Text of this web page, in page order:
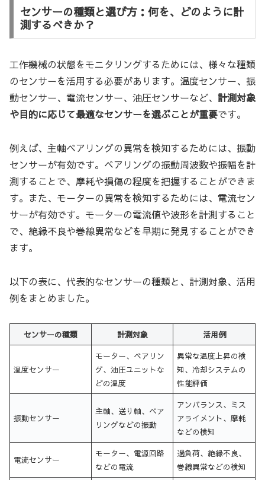
センサーの種類と選び方：何を、どのように計
測するべきか？
工作機械の状態をモニタリングするためには、様々な種類
のセンサーを活用する必要があります。温度センサー、振
動センサー、電流センサー、油圧センサーなど、 計測対象
や目的に応じて最適なセンサーを選ぶことが重要です。
例えば、主軸ベアリングの異常を検知するためには、振動
センサーが有効です。ベアリングの振動周波数や振幅を計
測することで、摩耗や損傷の程度を把握することができま
す。また、モーターの異常を検知するためには、電流セン
サーが有効です。モーターの電流値や波形を計測すること
で、絶縁不良や巻線異常などを早期に発見することができ
ます。
以下の表に、代表的なセンサーの種類と、計測対象、活用
例をまとめました。
センサーの種類 計測対象 活用例
温度センサー
モーター、ベアリン
グ、油圧ユニットな
どの温度
異常な温度上昇の検
知、冷却システムの
性能評価
振動センサー
主軸、送り軸、ベア
リングなどの振動
アンバランス、ミス
アライメント、摩耗
などの検知
電流センサー
モーター、電源回路
などの電流
過負荷、絶縁不良、
巻線異常などの検知